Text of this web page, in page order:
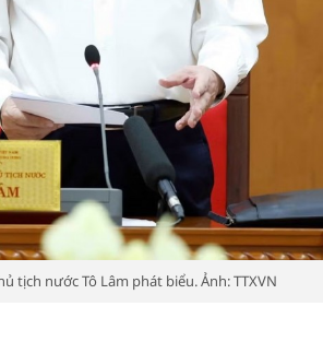
tịch nước Tô Lâm phát biểu. Ảnh: TTXVN